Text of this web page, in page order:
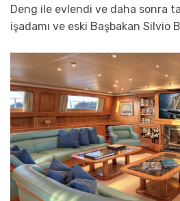
Deng ile evlendi ve daha sonra
işadamı ve eski Başbakan Silvio